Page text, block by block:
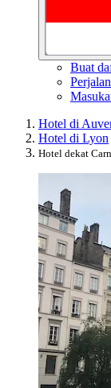
Buat
Hotel di
Hotel di Lyon
Hotel dekat